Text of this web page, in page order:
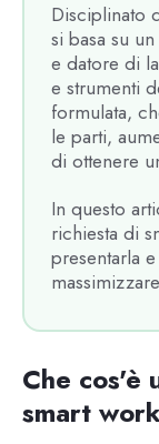
Disciplinato
si basa su
e datore di
e strumenti
formulata,
le parti,
di ottenere
In questo
richiesta di
presentarla
Che cos'è
smart